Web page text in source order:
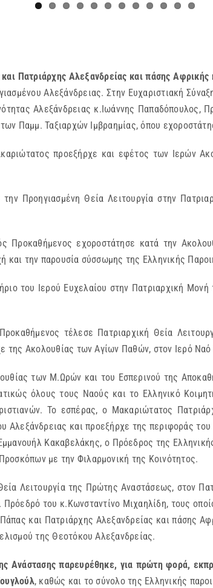
Πατριάρχης Αλεξανδρείας και πάσης
Αλεξάνδρειας. Στην Ευχαριστιακή
Αλεξάνδρειας κ.Ιωάννης Παπαδόπουλος,
Παμμ. Ταξιαρχών Ιμβραημίας, όπου
προεξήρχε και εφέτος των Ιερών
Προηγιασμένη Θεία Λειτουργία στην
Προκαθήμενος εχοροστάτησε κατά την
και την παρουσία σύσσωμης της Ελληνικής
του Ιερού Ευχελαίου στην Πατριαρχική
τέλεσε Πατριαρχική Θεία
της Ακολουθίας των Αγίων Παθών, στον Ιερό
των Μ.Ωρών και του Εσπερινού της
όλους τους Ναούς και το Ελληνικό
Το εσπέρας, ο Μακαριώτατος
Αλεξάνδρειας και προεξήρχε της περιφοράς
Κακαβελάκης, ο Πρόεδρος της
με την Φιλαρμονική της Κοινότητος.
Λειτουργία της Πρώτης Αναστάσεως, στον
του κ.Κωνσταντίνο Μιχαηλίδη, τους
και Πατριάρχης Αλεξανδρείας και πάσης
της Θεοτόκου Αλεξανδρείας.
Ανάστασης παρευρέθηκε, για πρώτη φορά,
, καθώς και το σύνολο της Ελληνικής